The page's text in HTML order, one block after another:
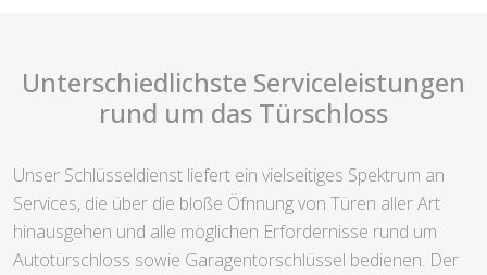
Unterschiedlichste Serviceleistungen
rund um das Türschloss
Unser Schlüsseldienst liefert ein vielseitiges Spektrum an
Services, die über die bloße Öfnnung von Türen aller Art
hinausgehen und alle möglichen Erfordernisse rund um
Autotürschloss sowie Garagentorschlüssel bedienen. Der